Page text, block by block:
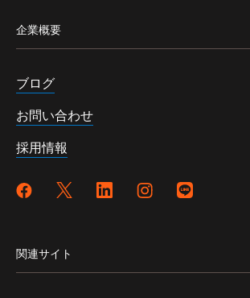
企業概要
ブログ
お問い合わせ
採用情報
関連サイト